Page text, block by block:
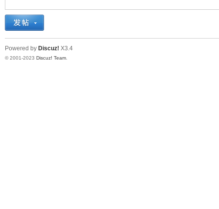
Powered by Discuz! X3.4
© 2001-2023 Discuz! Team.